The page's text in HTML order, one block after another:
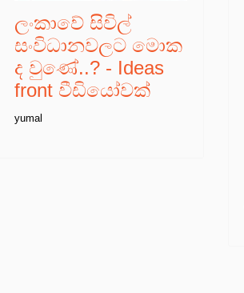
ලංකාවේ සිවිල්
සංවිධානවලට මොක
ද වුණේ..? - Ideas
front වීඩියෝවක්
yumal